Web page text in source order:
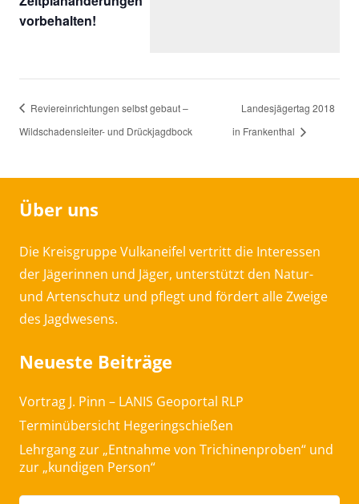
vorbehalten!
Reviereinrichtungen selbst gebaut –
Wildschadensleiter- und Drückjagdbock
Landesjägertag 2018
in Frankenthal
Über uns
Die Kreisgruppe Vulkaneifel vertritt die Interessen
der Jägerinnen und Jäger, unterstützt den Natur-
und Artenschutz und pflegt und fördert alle Zweige
des Jagdwesens.
Neueste Beiträge
Vortrag J. Pinn – LANIS Geoportal RLP
Terminübersicht Hegeringschießen
Lehrgang zur „Entnahme von Trichinenproben“ und
zur „kundigen Person“